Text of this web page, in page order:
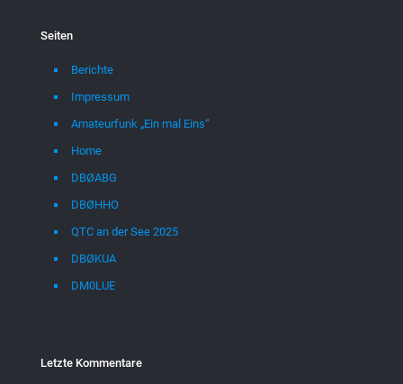
Seiten
Berichte
Impressum
Amateurfunk „Ein mal Eins“
Home
DBØABG
DBØHHO
QTC an der See 2025
DBØKUA
DM0LUE
Letzte Kommentare